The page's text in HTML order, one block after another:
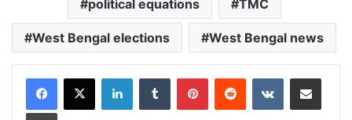
political equations TMC
West Bengal elections West Bengal news
LinkedInTumblr PinterestReddit VKontakteShare via Email
Print